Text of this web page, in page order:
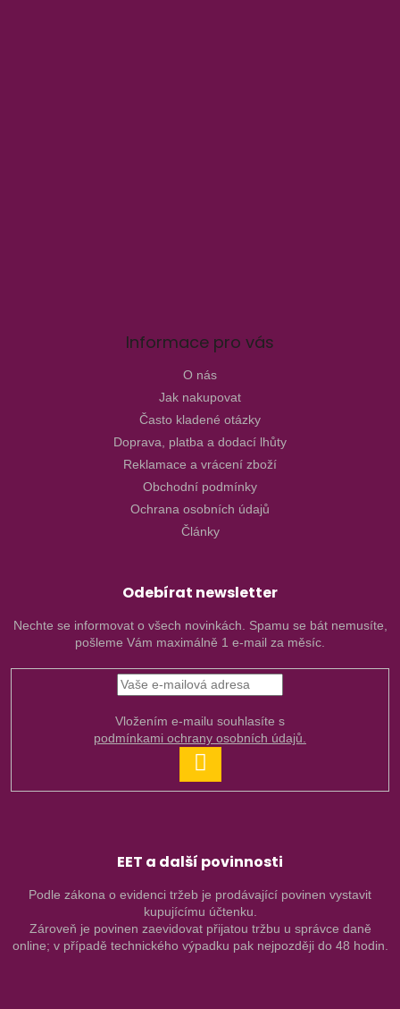
Informace pro vás
O nás
Jak nakupovat
Často kladené otázky
Doprava, platba a dodací lhůty
Reklamace a vrácení zboží
Obchodní podmínky
Ochrana osobních údajů
Články
Odebírat newsletter
Nechte se informovat o všech novinkách. Spamu se bát nemusíte,
pošleme Vám maximálně 1 e-mail za měsíc.
podmínkami ochrany osobních údajů.
SE
EET a další povinnosti
Podle zákona o evidenci tržeb je prodávající povinen vystavit
kupujícímu účtenku.
Zároveň je povinen zaevidovat přijatou tržbu u správce daně
online; v případě technického výpadku pak nejpozději do 48 hodin.